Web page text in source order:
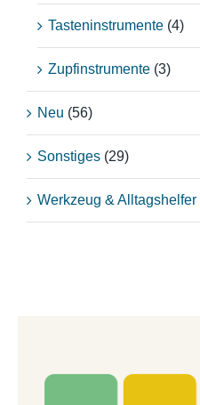
Tasteninstrumente (4)
Zupfinstrumente (3)
Neu (56)
Sonstiges (29)
Werkzeug & Alltagshelfer